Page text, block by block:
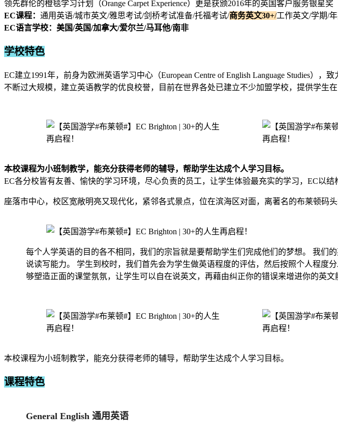
领先群伦的橙毯学习计划（Orange Carpet Experience）更是获颁2016年的英国客户服务银星奖（
EC课程： 通用英语/城市英文/雅思考试/剑桥考试准备/托福考试/商务英文30+/工作英文/学期/
EC语言学校：美国/英国/加拿大/爱尔兰/马耳他/南非
学校特色
EC建立1991年，前身为欧洲英语学习中心（European Centre of English Language Studies）
不断过大规模，建立英语教学的优良校誉，目前在世界各处已建立不少加盟学校，提供学生
本校课程为小班制教学，能充分获得老师的辅导，帮助学生达成个人学习目标。
EC各分校皆有友善、愉快的学习环境，尽心负责的员工，让学生体验最充实的学习，EC以
座落市中心，校区宽敞明亮又现代化，紧邻各式景点，位在滨海区对面，离著名的布莱顿码
每个人学英语的目的各不相同，我们的宗旨就是要帮助学生们完成他们的梦想。 我们
说读写能力。 学生到校时，我们首先会为学生做英语程度的评估，然后按照个人程度
够塑造正面的课堂氛氛，让学生可以自在说英文，再藉由纠正你的错误来增进你的英文
本校课程为小班制教学，能充分获得老师的辅导，帮助学生达成个人学习目标。
课程特色
General English 通用英语